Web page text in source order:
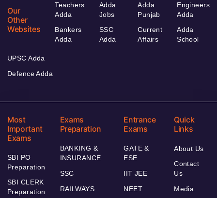
Our
Other
Websites
Teachers
Adda
Bankers
Adda
Adda
Jobs
SSC
Adda
Adda
Punjab
Current
Affairs
Engineers
Adda
Adda
School
UPSC Adda
Defence Adda
Most
Important
Exams
SBI PO
Preparation
SBI CLERK
Preparation
Exams
Preparation
BANKING &
INSURANCE
SSC
RAILWAYS
Entrance
Exams
GATE &
ESE
IIT JEE
NEET
Quick
Links
About Us
Contact
Us
Media